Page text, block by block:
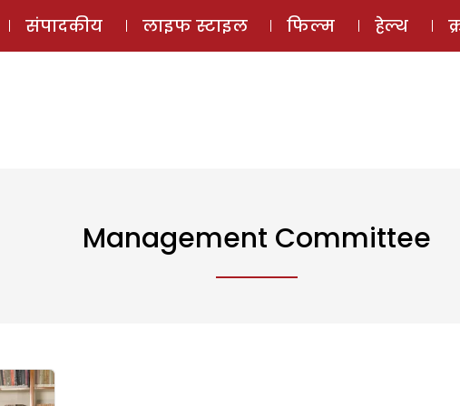
ई-मैगज़ीन
संपादकीय लाइफ स्टाइल फिल्म हेल्थ
Management Committee